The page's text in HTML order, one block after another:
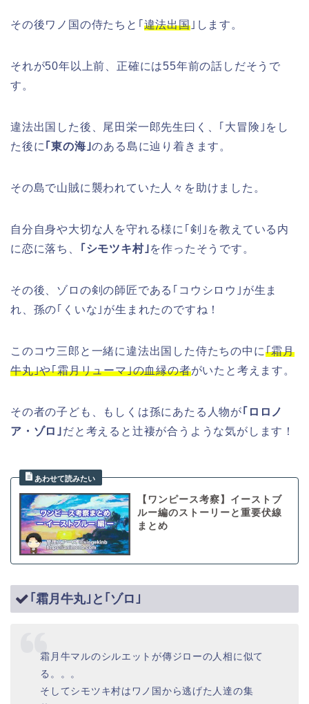
その後ワノ国の侍たちと｢ 違法出国｣します。
それが50年以上前、正確には55年前の話しだそうで
す。
違法出国した後、尾田栄一郎先生曰く、｢大冒険｣をし
た後に ｢東の海｣のある島に辿り着きます。
その島で山賊に襲われていた人々を助けました。
自分自身や大切な人を守れる様に｢剣｣を教えている内
に恋に落ち、
｢シモツキ村｣ を作ったそうです。
その後、ゾロの剣の師匠である｢コウシロウ｣が生ま
れ、孫の｢くいな｣が生まれたのですね！
このコウ三郎と一緒に違法出国した侍たちの中に｢霜月
牛丸｣や｢霜月リューマ｣の血縁の者がいたと考えます。
その者の子ども、もしくは孫にあたる人物が｢ロロノ
ア・ゾロ｣ だと考えると辻褄が合うような気がします！
【ワンピース考察】イーストブ
ルー編のストーリーと重要伏線
まとめ
｢霜月牛丸｣と｢ゾロ｣
霜月牛マルのシルエットが傳ジローの人相に似て
る。。。
そしてシモツキ村はワノ国から逃げた人達の集